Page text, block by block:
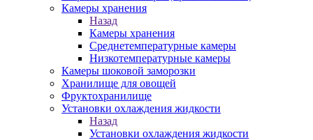
Камеры хранения
Назад
Камеры хранения
Среднетемпературные камеры
Низкотемпературные камеры
Камеры шоковой заморозки
Хранилище для овощей
Фруктохранилище
Установки охлаждения жидкости
Назад
Установки охлаждения жидкости